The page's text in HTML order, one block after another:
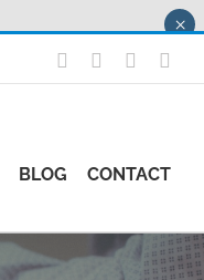
LinkedIn
BLOG CONTACT
×